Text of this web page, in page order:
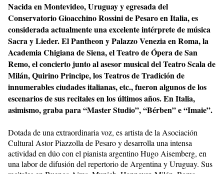
Nacida en Montevideo, Uruguay y egresada del
Conservatorio Gioacchino Rossini de Pesaro en Italia, es
considerada actualmente una excelente intérprete de música
Sacra y Lieder. El Pantheon y Palazzo Venezia en Roma, la
Academia Chigiana de Siena, el Teatro de Ópera de San
Remo, el concierto junto al asesor musical del Teatro Scala de
Milán, Quirino Principe, los Teatros de Tradición de
innumerables ciudades italianas, etc., fueron algunos de los
escenarios de sus recitales en los últimos años. En Italia,
asimismo, graba para “Master Studio”, “Bérben” e “Imaie”.
Dotada de una extraordinaria voz, es artista de la Asociación
Cultural Astor Piazzolla de Pesaro y desarrolla una intensa
actividad en dúo con el pianista argentino Hugo Aisemberg, en
una labor de difusión del repertorio de Argentina y Uruguay. Sus